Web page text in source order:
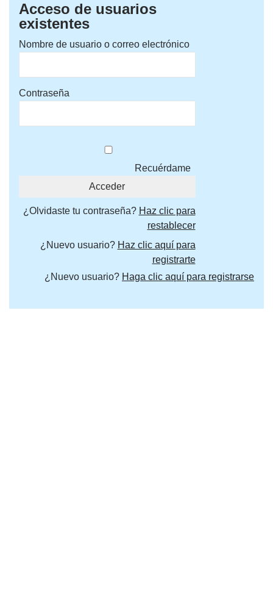
Acceso de usuarios
existentes
Nombre de usuario o correo electrónico
Contraseña
Recuérdame
¿Olvidaste tu contraseña? Haz clic para
restablecer
¿Nuevo usuario? Haz clic aquí para
registrarte
¿Nuevo usuario? Haga clic aquí para registrarse